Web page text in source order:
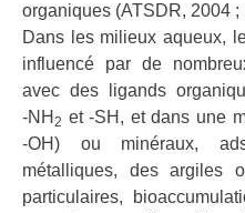
organiques (ATSDR, 2004
Dans les milieux aqueux,
influencé par de
avec des ligands
‑NH 2 et ‑SH, et dans une
‑OH) ou minéraux,
métalliques, des argiles
particulaires,